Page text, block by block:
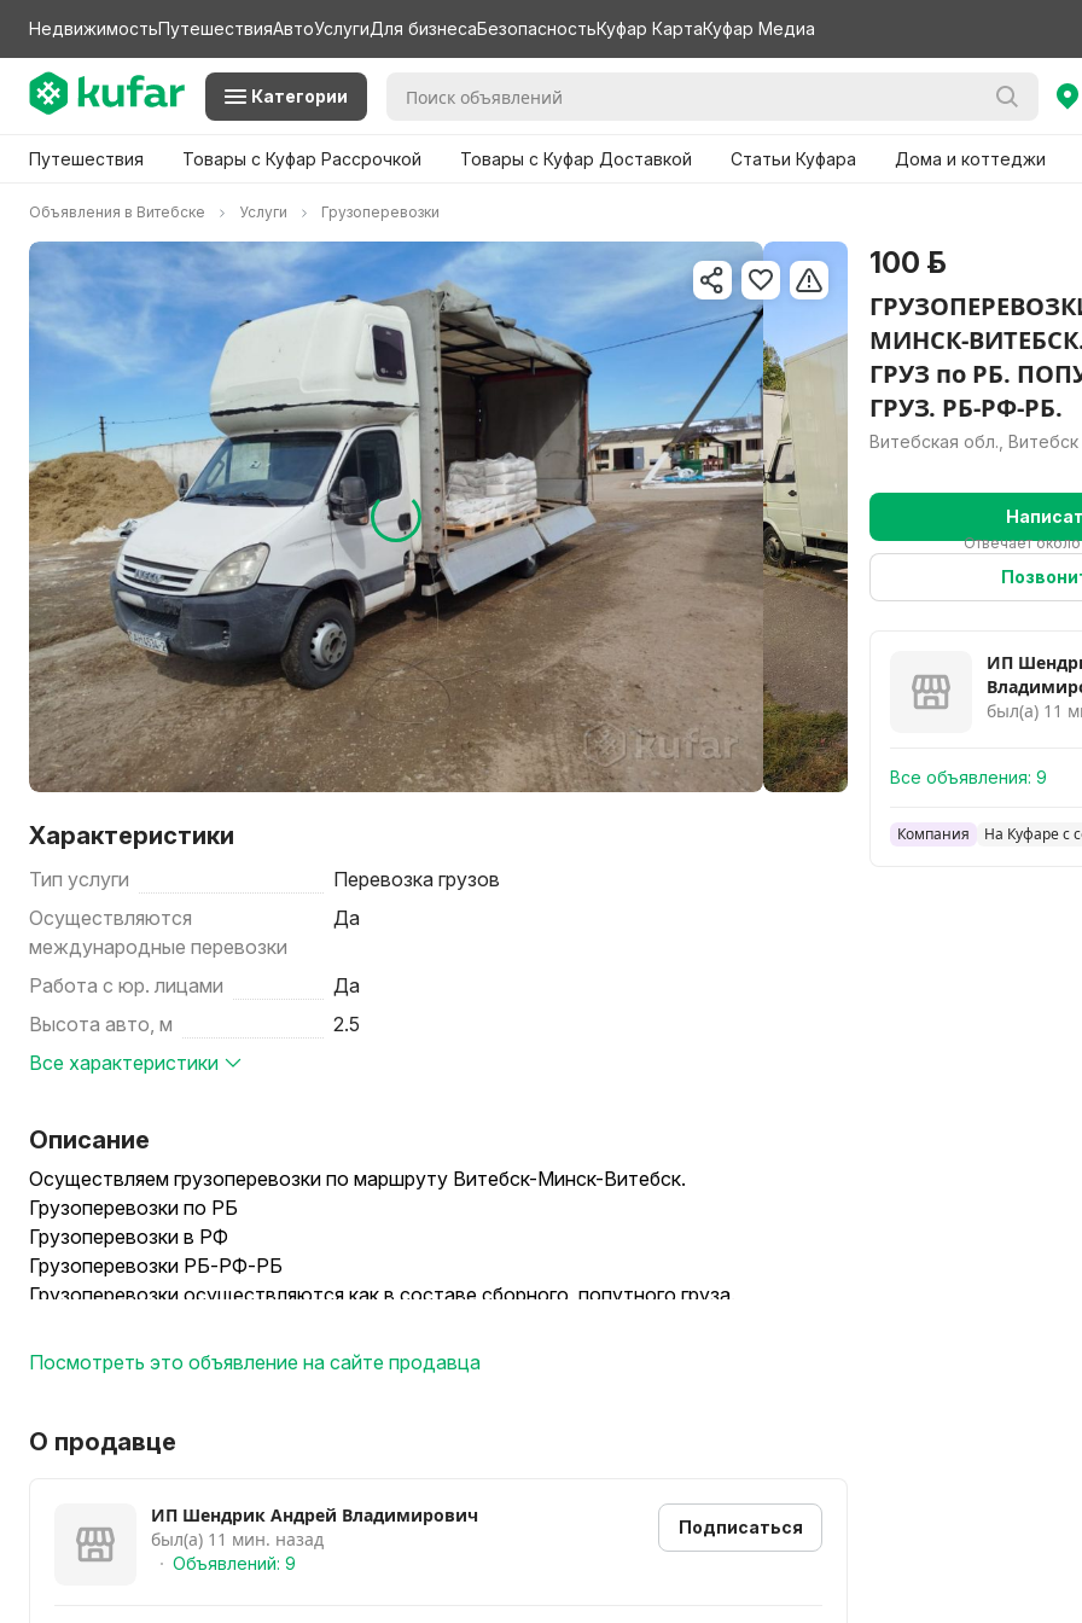
НедвижимостьПутешествияАвтоУслугиДля бизнесаБезопасностьКуфар КартаКуфар Медиа
Категории
Путешествия Товары с Куфар Рассрочкой Товары с Куфар Доставкой Статьи Куфара Дома и коттеджи
Объявления в Витебске Услуги Грузоперевозки
Характеристики
Тип услуги
Перевозка грузов
Осуществляются
международные перевозки
Да
Работа с юр. лицами
Да
Высота авто, м
2.5
Все характеристики
Описание
Осуществляем грузоперевозки по маршруту Витебск-Минск-Витебск.
Грузоперевозки по РБ
Грузоперевозки в РФ
Грузоперевозки РБ-РФ-РБ
Грузоперевозки осуществляются как в составе сборного, попутного груза.
20куб - 3т (4м*2.1м*2.3м)
- Квартирные/дачные/офисные переезды;
Машины оборудованы: ремнями, крепежами и всем необходимым упаковочным
Посмотреть это объявление на сайте продавца
О продавце
ИП Шендрик Андрей Владимирович
был(а) 11 мин. назад
Объявлений: 9
Подписаться
100 р.
МИНСК-
ГРУЗ по РБ.
ГРУЗ. РБ-РФ-РБ.
Витебская обл., Витебск
Отвечает
ИП
был(а) 11
Все объявления: 9
Компания На Куфаре с